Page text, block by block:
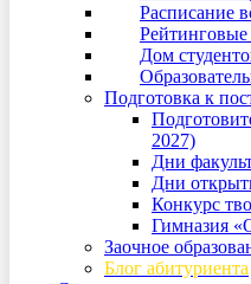
Расписание
Рейтинговые
Дом
Подготовка к
2027)
Дни
Дни
Конкурс
Гимназия
Заочное
Блог абитуриента